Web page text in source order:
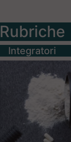
Rubriche
Integratori